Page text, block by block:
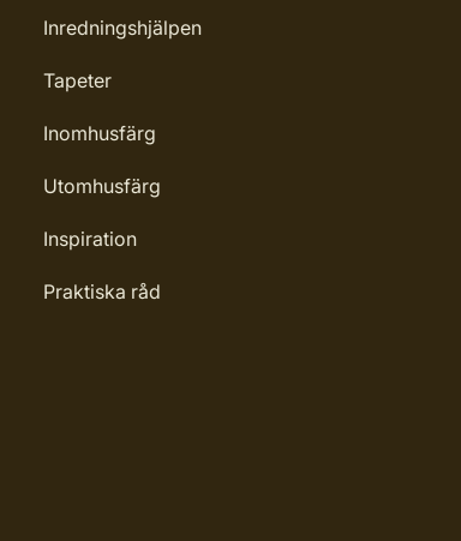
Inredningshjälpen
Tapeter
Inomhusfärg
Utomhusfärg
Inspiration
Praktiska råd